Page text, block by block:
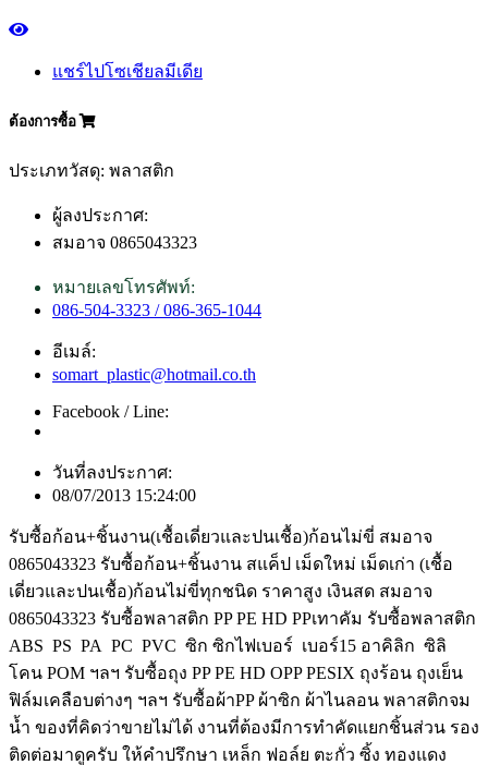
แชร์ไปโซเชียลมีเดีย
ต้องการซื้อ
ประเภทวัสดุ: พลาสติก
ผู้ลงประกาศ:
สมอาจ 0865043323
หมายเลขโทรศัพท์:
086-504-3323 / 086-365-1044
อีเมล์:
somart_plastic@hotmail.co.th
Facebook / Line:
วันที่ลงประกาศ:
08/07/2013 15:24:00
รับซื้อก้อน+ชิ้นงาน(เชื้อเดี่ยวและปนเชื้อ)ก้อนไม่ขี่ สมอาจ
0865043323 รับซื้อก้อน+ชิ้นงาน สแค็ป เม็ดใหม่ เม็ดเก่า (เชื้อ
เดี่ยวและปนเชื้อ)ก้อนไม่ขี่ทุกชนิด ราคาสูง เงินสด สมอาจ
0865043323 รับซื้อพลาสติก PP PE HD PPเทาคัม รับซื้อพลาสติก
ABS PS PA PC PVC ซิก ซิกไฟเบอร์ เบอร์15 อาคิลิก ซิลิ
โคน POM ฯลฯ รับซื้อถุง PP PE HD OPP PESIX ถุงร้อน ถุงเย็น
ฟิล์มเคลือบต่างๆ ฯลฯ รับซื้อผ้าPP ผ้าซิก ผ้าไนลอน พลาสติกจม
น้ำ ของที่คิดว่าขายไม่ได้ งานที่ต้องมีการทำคัดแยกชิ้นส่วน รอง
ติดต่อมาดูครับ ให้คำปรึกษา เหล็ก ฟอล์ย ตะกั่ว ซิ้ง ทองแดง